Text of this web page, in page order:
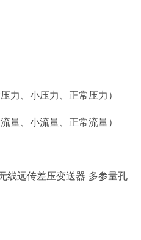
力、小压力、正常压力）
量、小流量、正常流量）
线远传差压变送器 多参量孔